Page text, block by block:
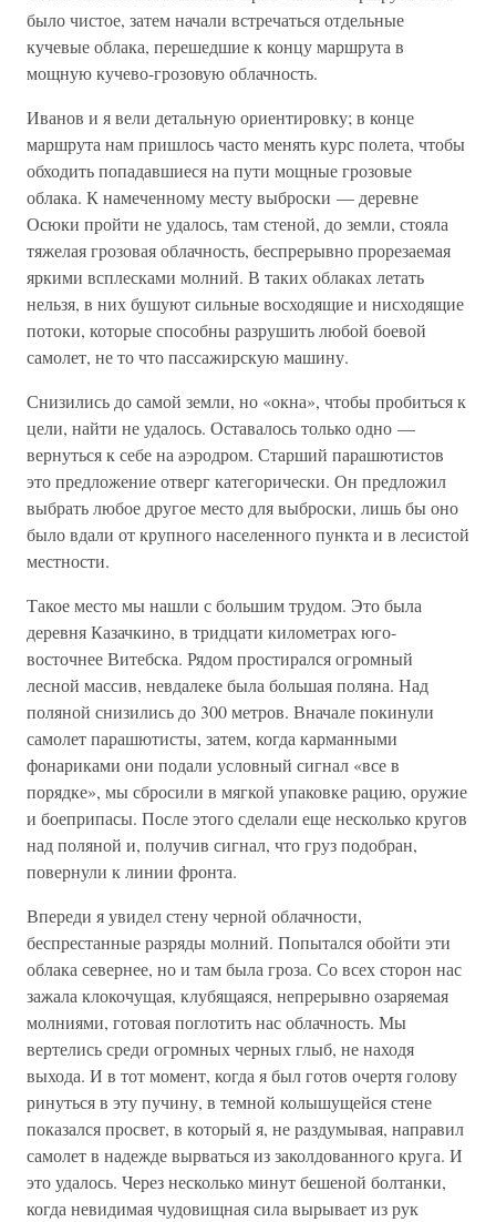
было чистое, затем начали встречаться отдельные
кучевые облака, перешедшие к концу маршрута в
мощную кучево-грозовую облачность.
Иванов и я вели детальную ориентировку; в конце
маршрута нам пришлось часто менять курс полета, чтобы
обходить попадавшиеся на пути мощные грозовые
облака. К намеченному месту выброски — деревне
Осюки пройти не удалось, там стеной, до земли, стояла
тяжелая грозовая облачность, беспрерывно прорезаемая
яркими всплесками молний. В таких облаках летать
нельзя, в них бушуют сильные восходящие и нисходящие
потоки, которые способны разрушить любой боевой
самолет, не то что пассажирскую машину.
Снизились до самой земли, но «окна», чтобы пробиться к
цели, найти не удалось. Оставалось только одно —
вернуться к себе на аэродром. Старший парашютистов
это предложение отверг категорически. Он предложил
выбрать любое другое место для выброски, лишь бы оно
было вдали от крупного населенного пункта и в лесистой
местности.
Такое место мы нашли с большим трудом. Это была
деревня Казачкино, в тридцати километрах юго-
восточнее Витебска. Рядом простирался огромный
лесной массив, невдалеке была большая поляна. Над
поляной снизились до 300 метров. Вначале покинули
самолет парашютисты, затем, когда карманными
фонариками они подали условный сигнал «все в
порядке», мы сбросили в мягкой упаковке рацию, оружие
и боеприпасы. После этого сделали еще несколько кругов
над поляной и, получив сигнал, что груз подобран,
повернули к линии фронта.
Впереди я увидел стену черной облачности,
беспрестанные разряды молний. Попытался обойти эти
облака севернее, но и там была гроза. Со всех сторон нас
зажала клокочущая, клубящаяся, непрерывно озаряемая
молниями, готовая поглотить нас облачность. Мы
вертелись среди огромных черных глыб, не находя
выхода. И в тот момент, когда я был готов очертя голову
ринуться в эту пучину, в темной колышущейся стене
показался просвет, в который я, не раздумывая, направил
самолет в надежде вырваться из заколдованного круга. И
это удалось. Через несколько минут бешеной болтанки,
когда невидимая чудовищная сила вырывает из рук